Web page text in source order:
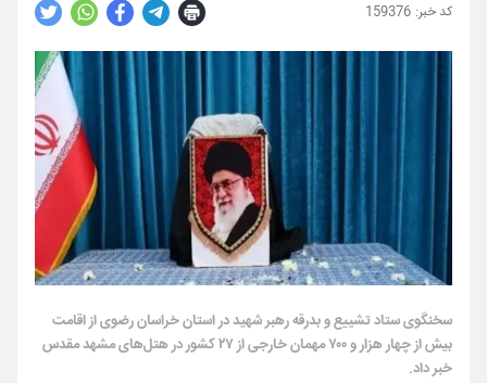
159376
سخنگوی ستاد تشییع و بدرقه رهبر شهید در استان خراسان رضوی از اقامت
بیش از چهار هزار و ۷۰۰ مهمان خارجی از ۲۷ کشور در هتل‌های مشهد مقدس
خبر داد.